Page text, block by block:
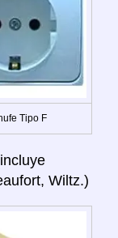
Tipo F
Wiltz.)